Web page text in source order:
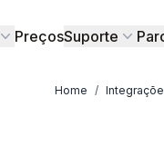
PreçosSuporte
Home /